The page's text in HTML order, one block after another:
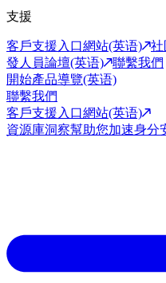
支援
客戶支援入口網站(英语) 社
發人員論壇(英语)
聯繫我們
開始產品導覽(英语)
聯繫我們
客戶支援入口網站(英语)
資源庫洞察幫助您加速身分